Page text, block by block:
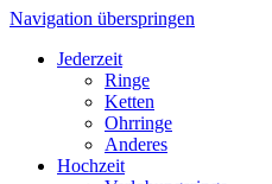
Navigation überspringen
Jederzeit
Ringe
Ketten
Ohrringe
Anderes
Hochzeit